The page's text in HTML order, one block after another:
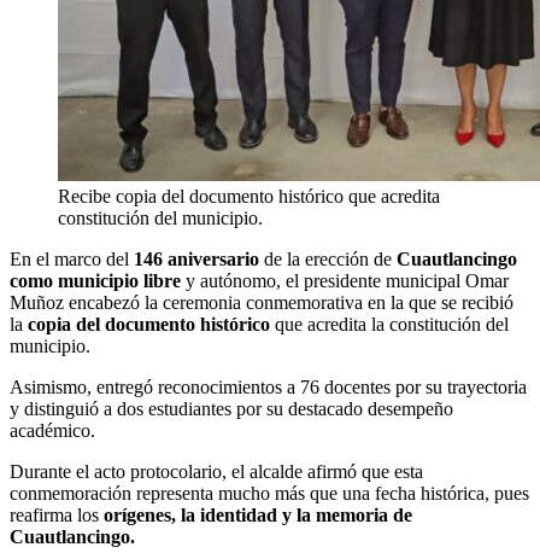
Recibe copia del documento histórico que acredita
constitución del municipio.
En el marco del 146 aniversario de la erección de Cuautlancingo
como municipio libre y autónomo, el presidente municipal Omar
Muñoz encabezó la ceremonia conmemorativa en la que se recibió
la copia del documento histórico que acredita la constitución del
municipio.
Asimismo, entregó reconocimientos a 76 docentes por su trayectoria
y distinguió a dos estudiantes por su destacado desempeño
académico.
Durante el acto protocolario, el alcalde afirmó que esta
conmemoración representa mucho más que una fecha histórica, pues
reafirma los orígenes, la identidad y la memoria de
Cuautlancingo.